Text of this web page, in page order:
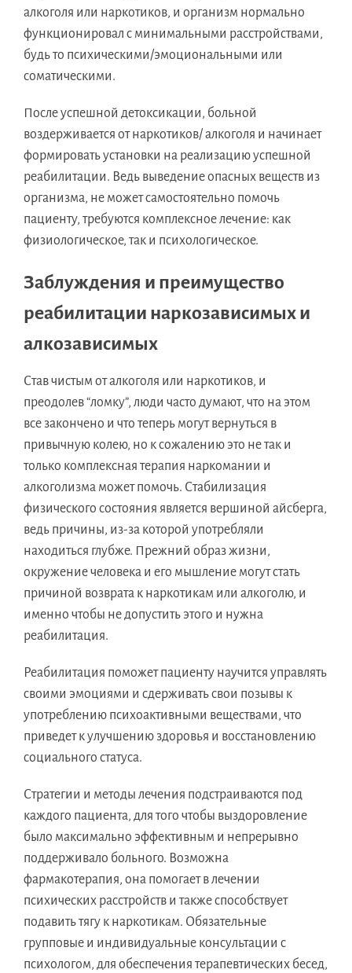
алкоголя или наркотиков, и организм нормально
функционировал с минимальными расстройствами,
будь то психическими/эмоциональными или
соматическими.
После успешной детоксикации, больной
воздерживается от наркотиков/ алкоголя и начинает
формировать установки на реализацию успешной
реабилитации. Ведь выведение опасных веществ из
организма, не может самостоятельно помочь
пациенту, требуются комплексное лечение: как
физиологическое, так и психологическое.
Заблуждения и преимущество
реабилитации наркозависимых и
алкозависимых
Став чистым от алкоголя или наркотиков, и
преодолев “ломку”, люди часто думают, что на этом
все закончено и что теперь могут вернуться в
привычную колею, но к сожалению это не так и
только комплексная терапия наркомании и
алкоголизма может помочь. Стабилизация
физического состояния является вершиной айсберга,
ведь причины, из-за которой употребляли
находиться глубже. Прежний образ жизни,
окружение человека и его мышление могут стать
причиной возврата к наркотикам или алкоголю, и
именно чтобы не допустить этого и нужна
реабилитация.
Реабилитация поможет пациенту научится управлять
своими эмоциями и сдерживать свои позывы к
употреблению психоактивными веществами, что
приведет к улучшению здоровья и восстановлению
социального статуса.
Стратегии и методы лечения подстраиваются под
каждого пациента, для того чтобы выздоровление
было максимально эффективным и непрерывно
поддерживало больного. Возможна
фармакотерапия, она помогает в лечении
психических расстройств и также способствует
подавить тягу к наркотикам. Обязательные
групповые и индивидуальные консультации с
психологом, для обеспечения терапевтических бесед,